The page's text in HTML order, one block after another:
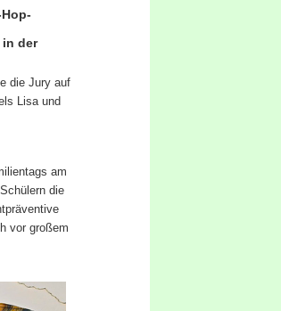
in der
die Jury auf
Lisa und
am
die
vor großem